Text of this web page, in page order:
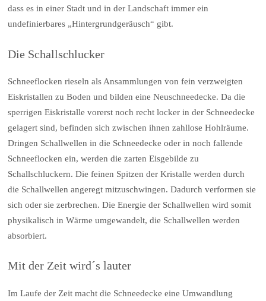
dass es in einer Stadt und in der Landschaft immer ein
undefinierbares „Hintergrundgeräusch“ gibt.
Die Schallschlucker
Schneeflocken rieseln als Ansammlungen von fein verzweigten
Eiskristallen zu Boden und bilden eine Neuschneedecke. Da die
sperrigen Eiskristalle vorerst noch recht locker in der Schneedecke
gelagert sind, befinden sich zwischen ihnen zahllose Hohlräume.
Dringen Schallwellen in die Schneedecke oder in noch fallende
Schneeflocken ein, werden die zarten Eisgebilde zu
Schallschluckern. Die feinen Spitzen der Kristalle werden durch
die Schallwellen angeregt mitzuschwingen. Dadurch verformen sie
sich oder sie zerbrechen. Die Energie der Schallwellen wird somit
physikalisch in Wärme umgewandelt, die Schallwellen werden
absorbiert.
Mit der Zeit wird´s lauter
Im Laufe der Zeit macht die Schneedecke eine Umwandlung